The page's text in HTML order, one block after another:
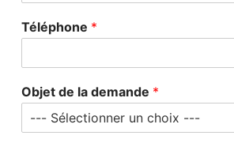
Téléphone *
Objet de la demande *